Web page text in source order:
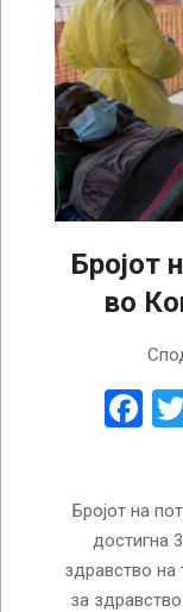
Бројот
во
Бројот на
достигна
здравство на
за